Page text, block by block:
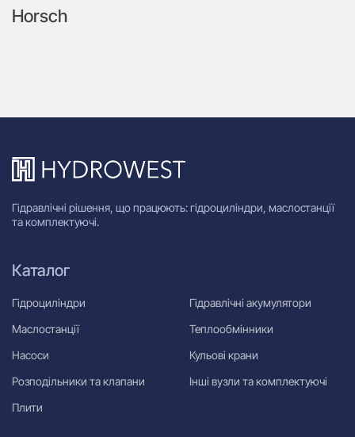
Horsch
Гідравлічні рішення, що працюють: гідроциліндри, маслостанції
та комплектуючі.
Каталог
Гідроциліндри
Маслостанції
Насоси
Розподільники та клапани
Плити
Гідравлічні акумулятори
Теплообмінники
Кульові крани
Інші вузли та комплектуючі